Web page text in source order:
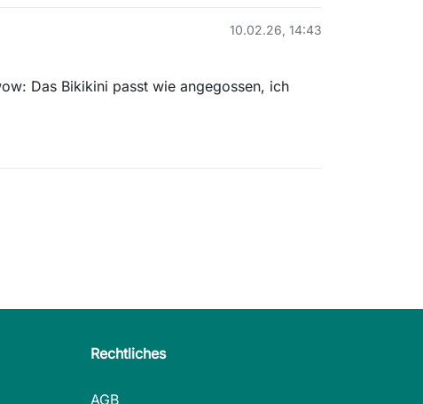
10.02.26, 14:43
Das Bikikini passt wie angegossen, ich
Rechtliches
AGB